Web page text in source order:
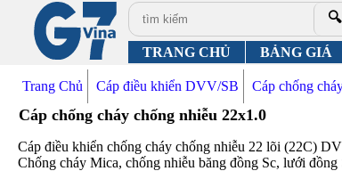
🔍
TRANG CHỦ BẢNG GIÁ
Trang Chủ Cáp điều khiển DVV/SB Cáp chống
Cáp chống cháy chống nhiễu 22x1.0
Cáp điều khiển chống cháy chống nhiễu 22 lõi (22C)
Chống cháy Mica, chống nhiễu băng đồng Sc, lưới đồng